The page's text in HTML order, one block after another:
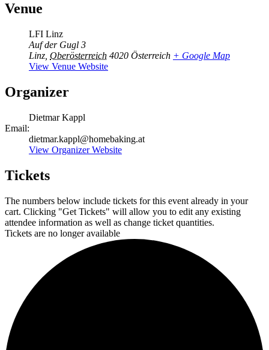
Venue
LFI Linz
Auf der Gugl 3
Linz Oberösterreich 4020 Österreich + Google Map
View Venue Website
Organizer
Dietmar Kappl
Email:
dietmar.kappl@homebaking.at
View Organizer Website
Tickets
The numbers below include tickets for this event already in your
cart. Clicking "Get Tickets" will allow you to edit any existing
attendee information as well as change ticket quantities.
Tickets are no longer available